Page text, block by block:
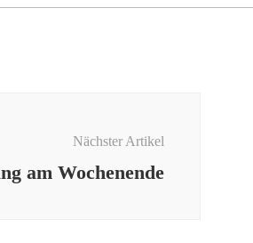
Nächster Artikel
am Wochenende